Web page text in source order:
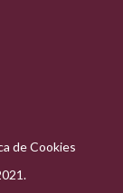
de Cookies